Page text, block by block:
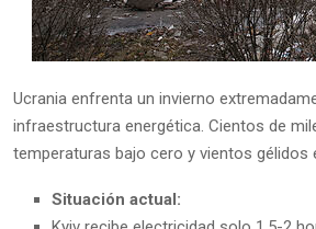
Ucrania enfrenta un invierno
infraestructura energética. Cientos de
temperaturas bajo cero y vientos gélidos
Situación actual: